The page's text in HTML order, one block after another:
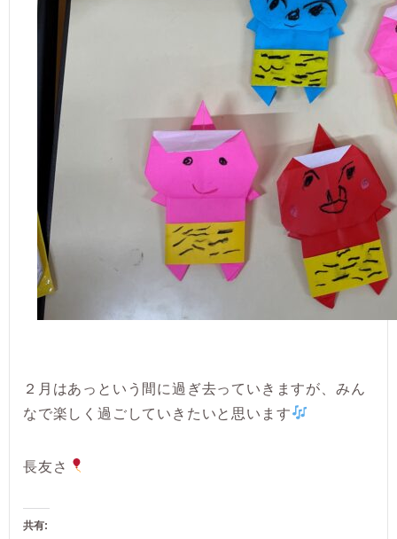
２月はあっという間に過ぎ去っていきますが、みん
なで楽しく過ごしていきたいと思います
長友さ
共有: